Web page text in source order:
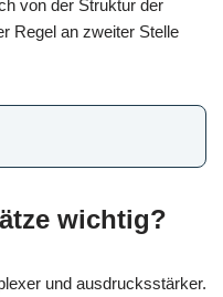
von der Struktur der
Regel an zweiter Stelle
wichtig?
und ausdrucksstärker.